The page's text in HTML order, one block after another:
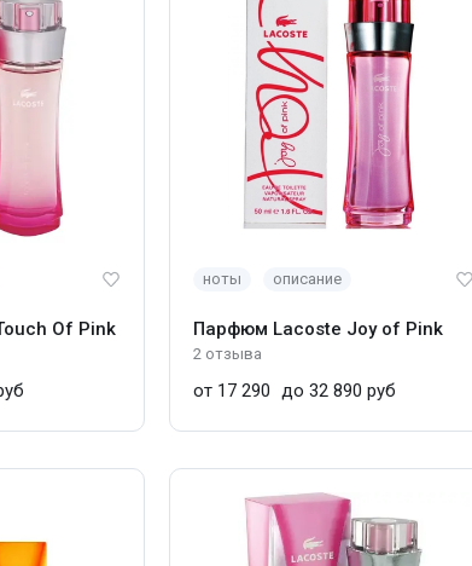
Of Pink
ноты описание
Парфюм Lacoste Joy of Pink
2 отзыва
от 17 290 до 32 890 руб